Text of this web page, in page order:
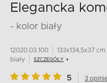
Elegancka
- kolor biały
12020.03.100 133x134,5x37 cm
biały
SZCZEGÓŁY
5 3